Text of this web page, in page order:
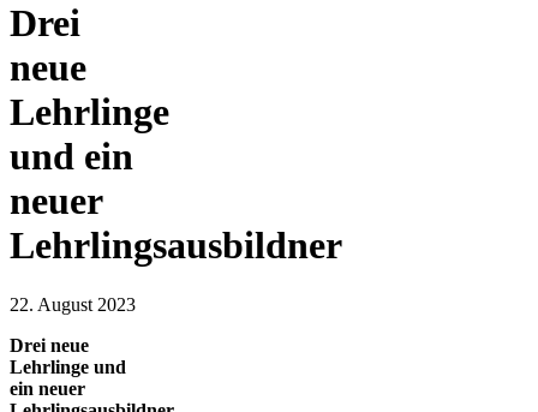
Drei
neue
Lehrlinge
und ein
neuer
Lehrlingsausbildner
22. August 2023
Drei neue
Lehrlinge und
ein neuer